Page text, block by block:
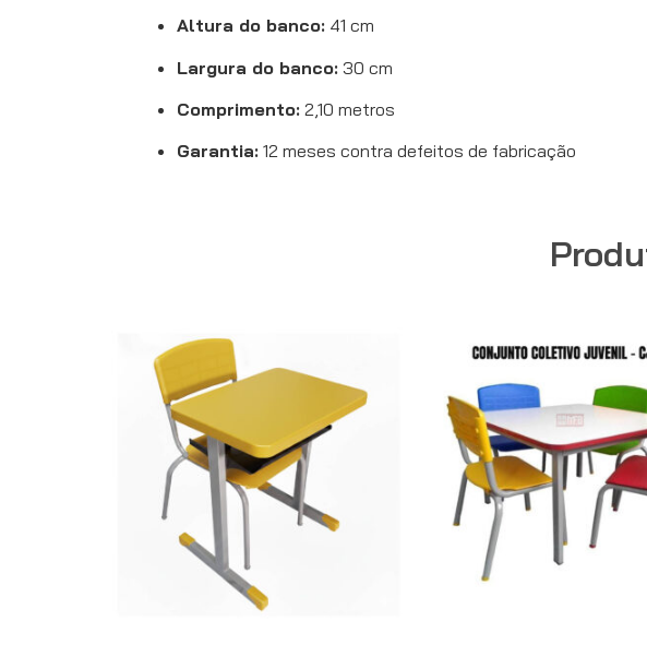
Altura do banco: 41 cm
Largura do banco: 30 cm
Comprimento: 2,10 metros
Garantia: 12 meses contra defeitos de fabricação